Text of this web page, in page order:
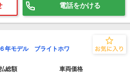
電話をかける
年モデル ブライトホワ
総額
車両価格